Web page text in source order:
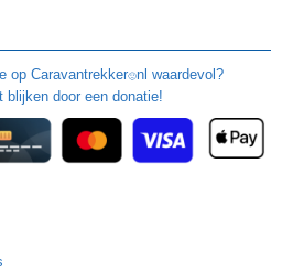
op Caravantrekker🙂nl waardevol?
blijken door een donatie!